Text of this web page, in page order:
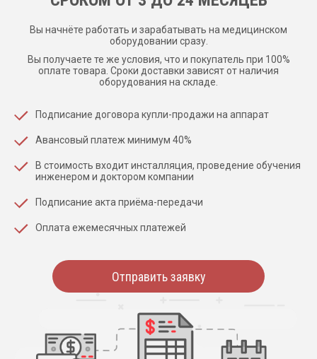
Вы начнёте работать и зарабатывать на медицинском
оборудовании сразу.
Вы получаете те же условия, что и покупатель при 100%
оплате товара. Сроки доставки зависят от наличия
оборудования на складе.
Подписание договора купли-продажи на аппарат
Авансовый платеж минимум 40%
В стоимость входит инсталляция, проведение обучения
инженером и доктором компании
Подписание акта приёма-передачи
Оплата ежемесячных платежей
Отправить заявку